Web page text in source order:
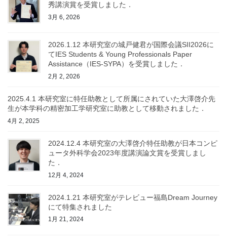
秀講演賞を受賞しました．
3月 6, 2026
2026.1.12 本研究室の城戸健君が国際会議SII2026に
てIES Students & Young Professionals Paper
Assistance（IES-SYPA）を受賞しました．
2月 2, 2026
2025.4.1 本研究室に特任助教として所属にされていた大澤啓介先
生が本学科の精密加工学研究室に助教として移動されました．
4月 2, 2025
2024.12.4 本研究室の大澤啓介特任助教が日本コンピ
ュータ外科学会2023年度講演論文賞を受賞しまし
た．
12月 4, 2024
2024.1.21 本研究室がテレビュー福島Dream Journey
にて特集されました
1月 21, 2024